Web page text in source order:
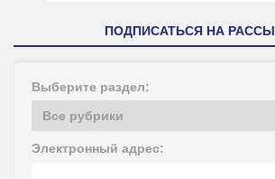
ПОДПИСАТЬСЯ НА
Выберите раздел:
Электронный адрес: